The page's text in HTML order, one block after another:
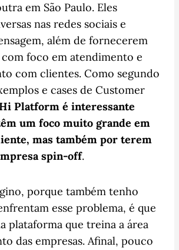
em São Paulo. Eles
nas redes sociais e
além de fornecerem
foco em atendimento e
com clientes. Como segundo
e cases de Customer
Platform é interessante
um foco muito grande em
mas também por terem
spin-off.
porque também tenho
esse problema, é que
plataforma que treina a área
das empresas. Afinal, pouco